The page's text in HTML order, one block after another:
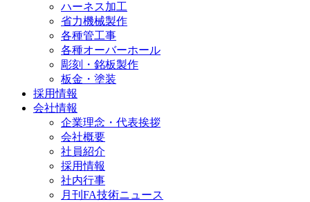
ハーネス加工
省力機械製作
各種管工事
各種オーバーホール
彫刻・銘板製作
板金・塗装
採用情報
会社情報
企業理念・代表挨拶
会社概要
社員紹介
採用情報
社内行事
月刊FA技術ニュース